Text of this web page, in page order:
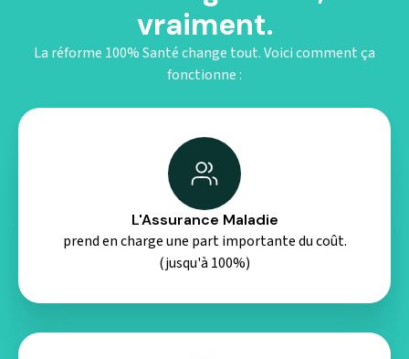
vraiment.
La réforme 100% Santé change tout. Voici comment ça
fonctionne :
L'Assurance Maladie
prend en charge une part importante du coût.
(jusqu'à 100%)